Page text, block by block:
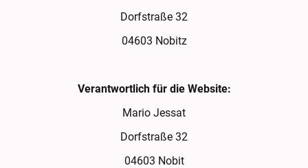
Dorfstraße 32
04603 Nobitz
Verantwortlich für die Website:
Mario Jessat
Dorfstraße 32
04603 Nobit